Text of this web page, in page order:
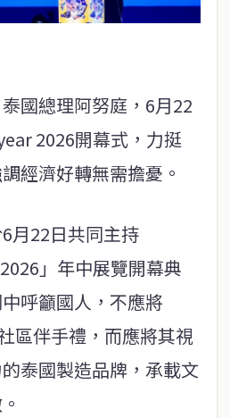
泰國總理阿努庭，6月22
2026開幕式，力挺
經濟好轉無需擔憂。
月22日共同主持
」年中展覽開幕典
呼籲國人，不應將
區伴手禮，而應將其視
泰國製造品牌，承載文